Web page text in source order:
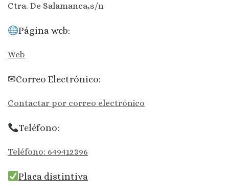
Ctra. De Salamanca,s/n
Página web:
Web
✉Correo Electrónico:
Contactar por correo electrónico
Teléfono:
Teléfono: 649412396
Placa distintiva